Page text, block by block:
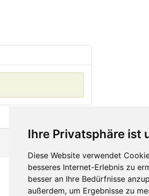
Ihre Privatsphäre ist
Diese Website verwendet
besseres Internet-Erlebnis zu
besser an Ihre Bedürfnisse
außerdem, um Ergebnisse zu
Контакты
Оставить отзыв